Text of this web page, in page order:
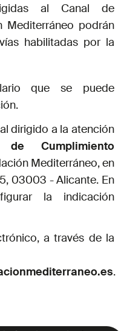
al Canal de
Mediterráneo podrán
habilitadas por la
que se puede
dirigido a la atención
de Cumplimiento
Mediterráneo, en
03003 - Alicante. En
la indicación
a través de la
.